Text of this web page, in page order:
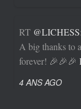
RT @LICHESS
A big thanks to
forever! 🎉🎉🎉
4 ANS AGO